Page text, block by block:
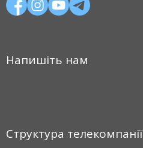
Напишіть нам
Структура телекомпанії